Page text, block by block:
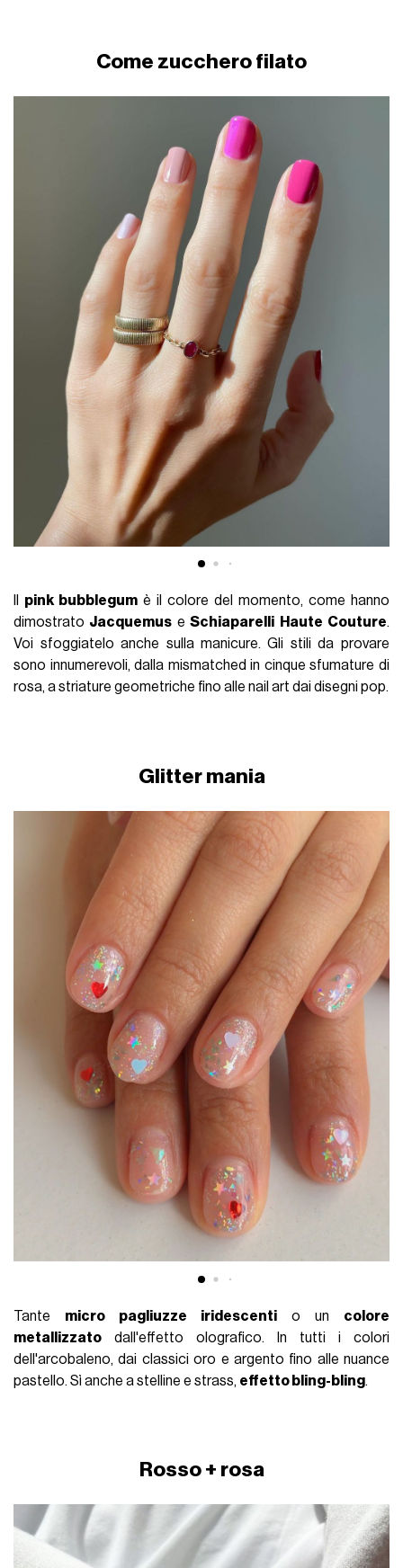
Come zucchero filato
pink bubblegum è il colore del momento, come hanno
dimostrato Jacquemus eSchiaparelli Haute Couture.
Voi sfoggiatelo anche sulla manicure. Gli stili da provare
sono innumerevoli, dalla mismatched in cinque sfumature di
rosa, a striature geometriche fino alle nail art dai disegni pop.
Glitter mania
Tante micro pagliuzze iridescenti o un colore
metallizzato dall'effetto olografico. In tutti i colori
dell'arcobaleno, dai classici oro e argento fino alle nuance
pastello. Sì anche a stelline e strass, effetto bling-bling.
Rosso + rosa